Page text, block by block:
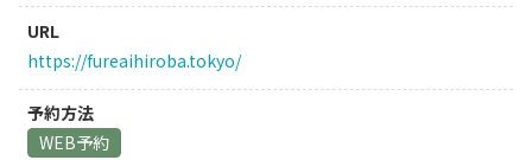
URL
https://fureaihiroba.tokyo/
予約方法
WEB予約